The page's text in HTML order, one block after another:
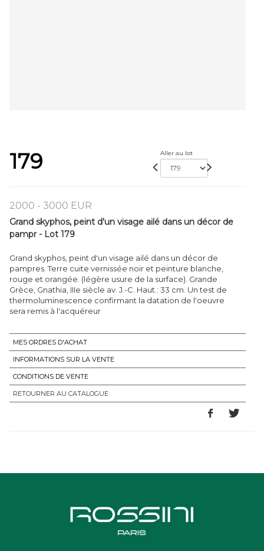
179 Aller au lot
2000 - 3000 EUR
Grand skyphos, peint d'un visage ailé dans un décor de
pampr - Lot 179
Grand skyphos, peint d'un visage ailé dans un décor de
pampres. Terre cuite vernissée noir et peinture blanche,
rouge et orangée. (légère usure de la surface). Grande
Grèce, Gnathia, IIIe siècle av. J.-C. Haut.: 33 cm. Un test de
thermoluminescence confirmant la datation de l'oeuvre
sera remis à l'acquéreur
MES ORDRES D'ACHAT
INFORMATIONS SUR LA VENTE
CONDITIONS DE VENTE
RETOURNER AU CATALOGUE